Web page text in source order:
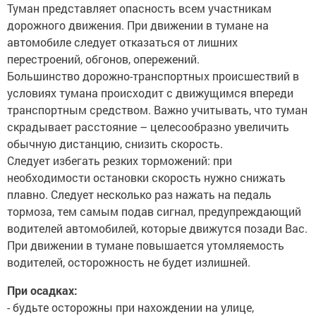
Туман представляет опасность всем участникам
дорожного движения. При движении в тумане на
автомобиле следует отказаться от лишних
перестроений, обгонов, опережений.
Большинство дорожно-транспортных происшествий в
условиях тумана происходит с движущимся впереди
транспортным средством. Важно учитывать, что туман
скрадывает расстояние – целесообразно увеличить
обычную дистанцию, снизить скорость.
Следует избегать резких торможений: при
необходимости остановки скорость нужно снижать
плавно. Следует несколько раз нажать на педаль
тормоза, тем самым подав сигнал, предупреждающий
водителей автомобилей, которые движутся позади Вас.
При движении в тумане повышается утомляемость
водителей, осторожность не будет излишней.
При осадках:
- будьте осторожны при нахождении на улице,